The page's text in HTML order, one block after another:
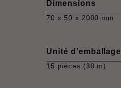
Dimensions
70 x 50 x 2000 mm
Unité d’emballage
15 pièces (30 m)